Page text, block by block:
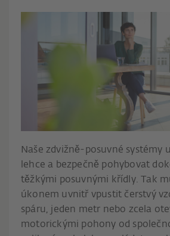
Naše zdvižně-posuvné systémy
lehce a bezpečně pohybovat
těžkými posuvnými křídly. Tak
úkonem uvnitř vpustit čerstvý
spáru, jeden metr nebo zcela
motorickými pohony od